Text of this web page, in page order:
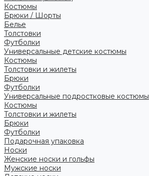
Костюмы
Брюки / Шорты
Белье
Толстовки
Футболки
Универсальные детские костюмы
Костюмы
Толстовки и жилеты
Брюки
Футболки
Универсальные подростковые костюмы
Костюмы
Толстовки и жилеты
Брюки
Футболки
Подарочная упаковка
Носки
Женские носки и гольфы
Мужские носки